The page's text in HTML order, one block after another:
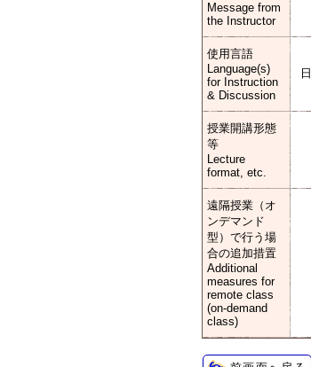
Message from
the Instructor
使用言語
Language(s)
for Instruction
& Discussion
授業開講形態
等
Lecture
format, etc.
遠隔授業（オ
ンデマンド
型）で行う場
合の追加措置
Additional
measures for
remote class
(on-demand
class)